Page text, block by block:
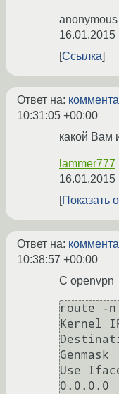
anonymous
16.01.2015
Ссылка
Ответ на:
10:31:05 +00:00
какой Вам
lammer777
16.01.2015
Показать
Ответ на:
10:38:57 +00:00
С openvpn
route -n
Kernel
Use
0.0.0.0